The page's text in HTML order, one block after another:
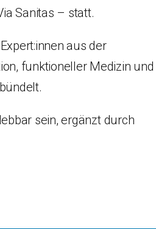
Sanitas – statt.
aus der
funktioneller Medizin und
sein, ergänzt durch